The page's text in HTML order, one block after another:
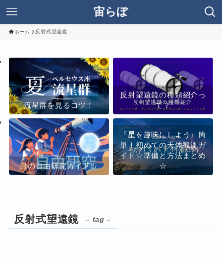
宙らぼ
ホーム 反射式望遠鏡
流星群を見るコツ！
反射望遠鏡の種類紹介っ
て？
月の自由研究ガイド！
『星を趣味にしよう』簡
単！初めての天体観測ガ
イド☆準備と方法まとめ
☆
反射式望遠鏡 – tag –